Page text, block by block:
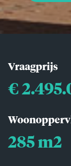
Vraagprijs
€
285 m2